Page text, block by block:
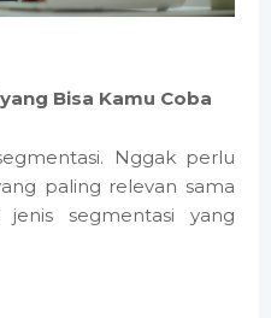
Bisa Kamu Coba
Nggak perlu
paling relevan sama
segmentasi yang